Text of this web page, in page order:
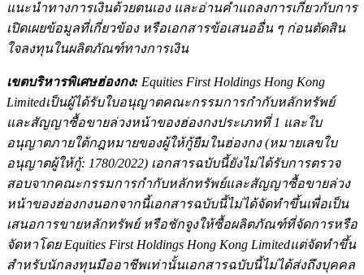
แนะนำทางการเงินด้วยตนเอง และอ่านคำแถลงการเกี่ยวกับการ
เปิดเผยข้อมูลที่เกี่ยวข้อง หรือเอกสารข้อเสนออื่น ๆ ก่อนตัดสิน
ใจลงทุนในผลิตภัณฑ์ทางการเงิน
เขตบริหารพิเศษฮ่องกง: Equities First Holdings Hong Kong
Limitedเป็นผู้ได้รับใบอนุญาตคณะกรรมการกำกับหลักทรัพย์
และสัญญาซื้อขายล่วงหน้าของฮ่องกงประเภทที่ 1 และใบ
อนุญาตภายใต้กฎหมายของผู้ให้กู้ยืมในฮ่องกง (หมายเลขใบ
อนุญาตผู้ให้กู้: 1780/2022) เอกสารฉบับนี้ยังไม่ได้รับการตรวจ
สอบจากคณะกรรมการกำกับหลักทรัพย์และสัญญาซื้อขายล่วง
หน้าของฮ่องกงนอกจากนี้เอกสารฉบับนี้ไม่ได้จัดทำขึ้นเพื่อเป็น
เสนอการขายหลักทรัพย์ หรือชักจูงให้ซื้อผลิตภัณฑ์ที่จัดการหรือ
จัดหาโดยEquities First Holdings Hong Kong Limitedแต่จัดทำขึ้น
สำหรับนักลงทุนมืออาชีพเท่านั้นเอกสารฉบับนี้ไม่ได้ส่งถึงบุคคล